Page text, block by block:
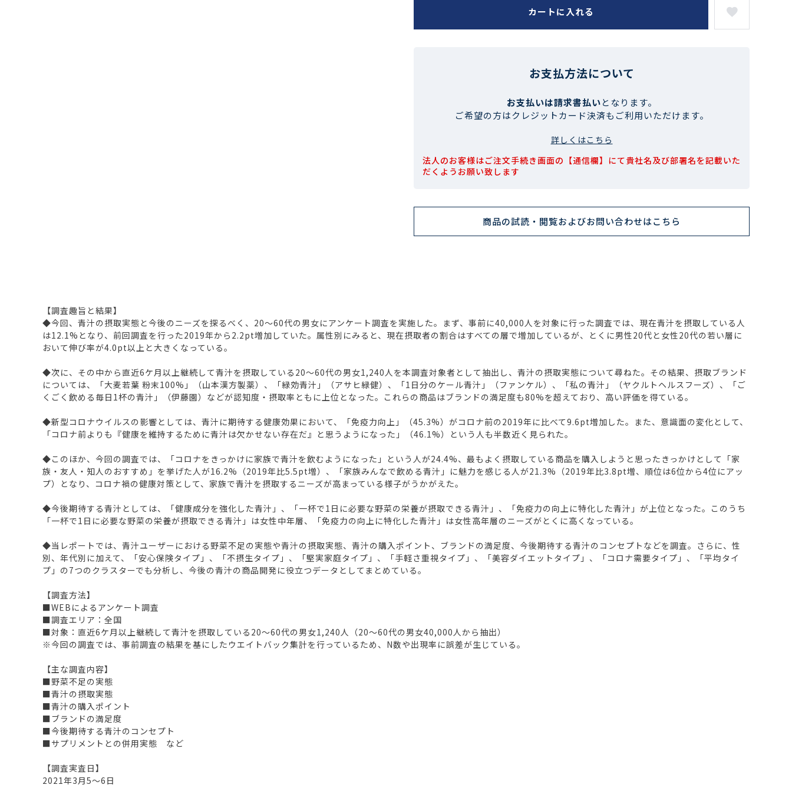
カートに入れる
お支払方法について
お支払いは請求書払いとなります。
ご希望の方はクレジットカード決済もご利用いただけます。
詳しくはこちら
法人のお客様はご注文手続き画面の【通信欄】にて貴社名及び部署名を記載いた
だくようお願い致します
商品の試読・閲覧およびお問い合わせはこちら
【調査趣旨と結果】
◆今回、青汁の摂取実態と今後のニーズを探るべく、20～60代の男女にアンケート調査を実施した。まず、事前に40,000人を対象に行った調査では、現在青汁を摂取している人
は12.1%となり、前回調査を行った2019年から2.2pt増加していた。属性別にみると、現在摂取者の割合はすべての層で増加しているが、とくに男性20代と女性20代の若い層に
おいて伸び率が4.0pt以上と大きくなっている。
◆次に、その中から直近6ケ月以上継続して青汁を摂取している20～60代の男女1,240人を本調査対象者として抽出し、青汁の摂取実態について尋ねた。その結果、摂取ブランド
については、「大麦若葉 粉末100%」（山本漢方製薬）、「緑効青汁」（アサヒ緑健）、「1日分のケール青汁」（ファンケル）、「私の青汁」（ヤクルトヘルスフーズ）、「ご
くごく飲める毎日1杯の青汁」（伊藤園）などが認知度・摂取率ともに上位となった。これらの商品はブランドの満足度も80%を超えており、高い評価を得ている。
◆新型コロナウイルスの影響としては、青汁に期待する健康効果において、「免疫力向上」（45.3%）がコロナ前の2019年に比べて9.6pt増加した。また、意識面の変化として、
「コロナ前よりも『健康を維持するために青汁は欠かせない存在だ』と思うようになった」（46.1%）という人も半数近く見られた。
◆このほか、今回の調査では、「コロナをきっかけに家族で青汁を飲むようになった」という人が24.4%、最もよく摂取している商品を購入しようと思ったきっかけとして「家
族・友人・知人のおすすめ」を挙げた人が16.2%（2019年比5.5pt増）、「家族みんなで飲める青汁」に魅力を感じる人が21.3%（2019年比3.8pt増、順位は6位から4位にアッ
プ）となり、コロナ禍の健康対策として、家族で青汁を摂取するニーズが高まっている様子がうかがえた。
◆今後期待する青汁としては、「健康成分を強化した青汁」、「一杯で1日に必要な野菜の栄養が摂取できる青汁」、「免疫力の向上に特化した青汁」が上位となった。このうち
「一杯で1日に必要な野菜の栄養が摂取できる青汁」は女性中年層、「免疫力の向上に特化した青汁」は女性高年層のニーズがとくに高くなっている。
◆当レポートでは、青汁ユーザーにおける野菜不足の実態や青汁の摂取実態、青汁の購入ポイント、ブランドの満足度、今後期待する青汁のコンセプトなどを調査。さらに、性
別、年代別に加えて、「安心保険タイプ」、「不摂生タイプ」、「堅実家庭タイプ」、「手軽さ重視タイプ」、「美容ダイエットタイプ」、「コロナ需要タイプ」、「平均タイ
プ」の7つのクラスターでも分析し、今後の青汁の商品開発に役立つデータとしてまとめている。
【調査方法】
■WEBによるアンケート調査
■調査エリア：全国
■対象：直近6ケ月以上継続して青汁を摂取している20～60代の男女1,240人（20～60代の男女40,000人から抽出）
※今回の調査では、事前調査の結果を基にしたウエイトバック集計を行っているため、N数や出現率に誤差が生じている。
【主な調査内容】
■野菜不足の実態
■青汁の摂取実態
■青汁の購入ポイント
■ブランドの満足度
■今後期待する青汁のコンセプト
■サプリメントとの併用実態 など
【調査実査日】
2021年3月5～6日